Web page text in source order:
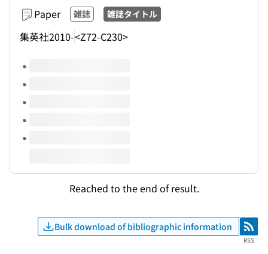
Paper 雑誌 雑誌タイトル
集英社2010-<Z72-C230>
Volumes of this title
Reached to the end of result.
Bulk download of bibliographic information RSS
RSS